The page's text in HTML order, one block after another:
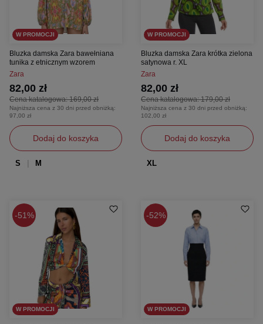
W PROMOCJI
Bluzka damska Zara bawełniana
tunika z etnicznym wzorem
Zara
Cena katalogowa:169,00 zł
82,00 zł
Najniższa cena z 30 dni przed obniżką:
97,00 zł
Dodaj do koszyka
S M
W PROMOCJI
Bluzka damska Zara krótka zielona
satynowa r. XL
Zara
Cena katalogowa:179,00 zł
82,00 zł
Najniższa cena z 30 dni przed obniżką:
102,00 zł
Dodaj do koszyka
XL
51%
W PROMOCJI
52%
W PROMOCJI